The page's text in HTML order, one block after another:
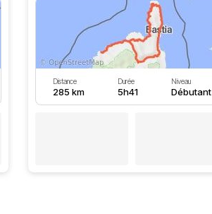
Distance
285 km
Durée
5h41
Niveau
Débutant